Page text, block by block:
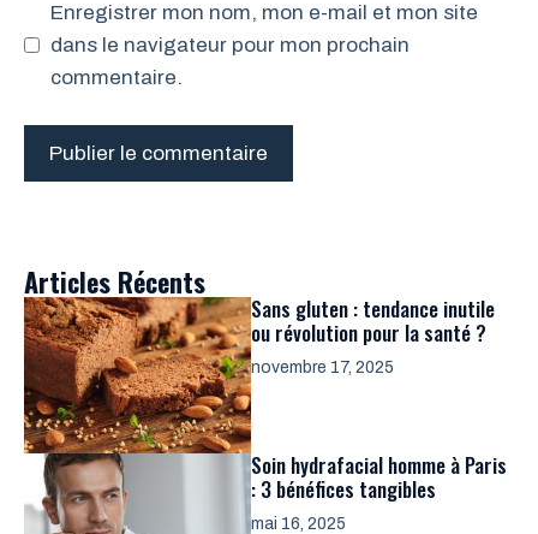
Enregistrer mon nom, mon e-mail et mon site
dans le navigateur pour mon prochain
commentaire.
Articles Récents
Sans gluten : tendance inutile
ou révolution pour la santé ?
novembre 17, 2025
Soin hydrafacial homme à Paris
: 3 bénéfices tangibles
mai 16, 2025